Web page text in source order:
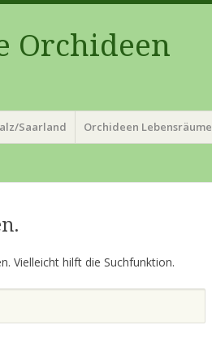
Orchideen
Saarland Orchideen Lebensräume
Vielleicht hilft die Suchfunktion.